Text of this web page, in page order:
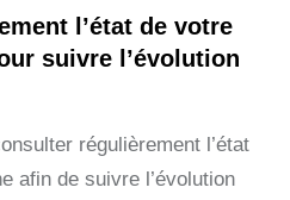
l’état de votre
suivre l’évolution
régulièrement l’état
afin de suivre l’évolution